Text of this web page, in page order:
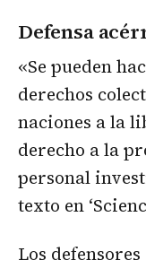
Defensa
«Se pueden
derechos
naciones a la
derecho a la
personal
texto en
Los